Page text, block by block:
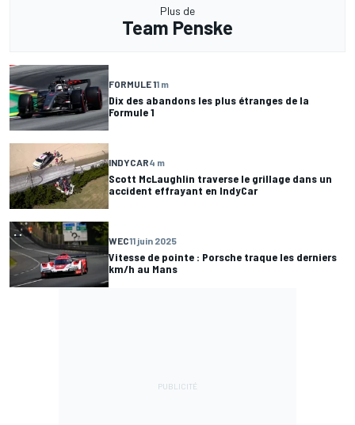
Plus de
Team Penske
FORMULE 11 m
Dix des abandons les plus étranges de la
Formule 1
INDYCAR4 m
Scott McLaughlin traverse le grillage dans un
accident effrayant en IndyCar
WEC11 juin 2025
Vitesse de pointe : Porsche traque les derniers
km/h au Mans